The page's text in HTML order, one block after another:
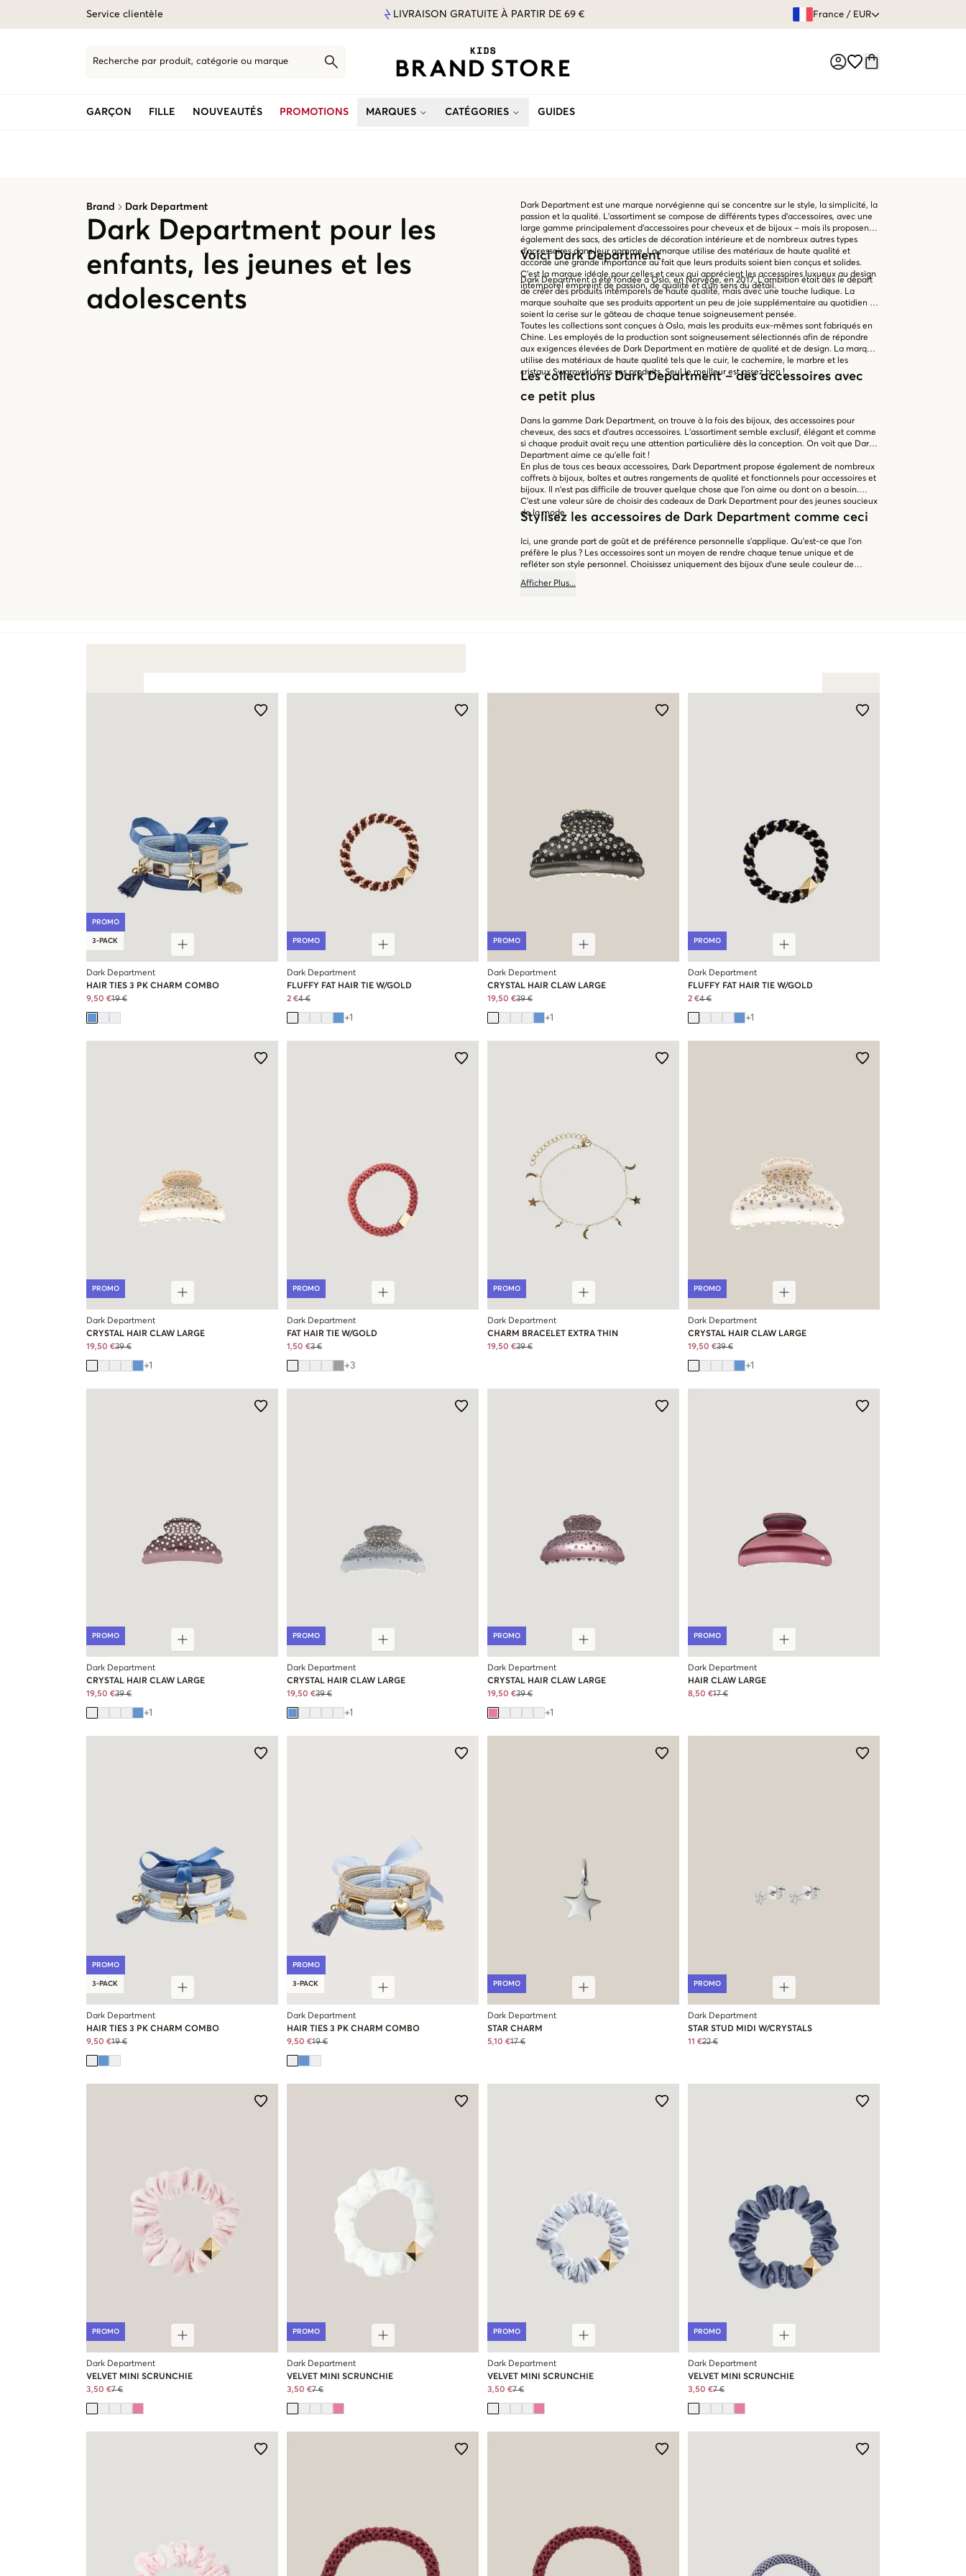
Service clientèle LIVRAISON GRATUITE À PARTIR DE 69 € GARANTIE DE
France / EUR
Recherche par produit, catégorie ou marque
GARÇON FILLE NOUVEAUTÉS PROMOTIONS MARQUES CATÉGORIES GUIDES
Brand Dark Department
Dark Department pour les
enfants, les jeunes et les
adolescents
Dark Department est une marque norvégienne qui se concentre sur le style, la simplicité, la
passion et la qualité. L'assortiment se compose de différents types d'accessoires, avec une
large gamme principalement d'accessoires pour cheveux et de bijoux – mais ils proposent
également des sacs, des articles de décoration intérieure et de nombreux autres types
d'accessoires dans leur gamme. La marque utilise des matériaux de haute qualité et
accorde une grande importance au fait que leurs produits soient bien conçus et solides.
C'est la marque idéale pour celles et ceux qui apprécient les accessoires luxueux au design
intemporel empreint de passion, de qualité et d'un sens du détail.
Voici Dark Department
Dark Department a été fondée à Oslo, en Norvège, en 2017. L'ambition était dès le départ
de créer des produits intemporels de haute qualité, mais avec une touche ludique. La
marque souhaite que ses produits apportent un peu de joie supplémentaire au quotidien et
soient la cerise sur le gâteau de chaque tenue soigneusement pensée.
Toutes les collections sont conçues à Oslo, mais les produits eux-mêmes sont fabriqués en
Chine. Les employés de la production sont soigneusement sélectionnés afin de répondre
aux exigences élevées de Dark Department en matière de qualité et de design. La marque
utilise des matériaux de haute qualité tels que le cuir, le cachemire, le marbre et les
cristaux Swarovski dans ses produits. Seul le meilleur est assez bon !
Les collections Dark Department – des accessoires avec
ce petit plus
Dans la gamme Dark Department, on trouve à la fois des bijoux, des accessoires pour
cheveux, des sacs et d'autres accessoires. L'assortiment semble exclusif, élégant et comme
si chaque produit avait reçu une attention particulière dès la conception. On voit que Dark
Department aime ce qu'elle fait !
En plus de tous ces beaux accessoires, Dark Department propose également de nombreux
coffrets à bijoux, boîtes et autres rangements de qualité et fonctionnels pour accessoires et
bijoux. Il n'est pas difficile de trouver quelque chose que l'on aime ou dont on a besoin.
C'est une valeur sûre de choisir des cadeaux de Dark Department pour des jeunes soucieux
de la mode.
Stylisez les accessoires de Dark Department comme ceci
Ici, une grande part de goût et de préférence personnelle s'applique. Qu'est-ce que l'on
préfère le plus ? Les accessoires sont un moyen de rendre chaque tenue unique et de
refléter son style personnel. Choisissez uniquement des bijoux d'une seule couleur de
boucles d'oreilles, un collier minimaliste, ou pas de collier du tout, mettra davantage les
Afficher Plus...
PROMO
3-PACK
Dark Department
HAIR TIES 3 PK CHARM COMBO
9,50 €19 €
PROMO
Dark Department
FLUFFY FAT HAIR TIE W/GOLD
2 €4 €
+1
PROMO
Dark Department
CRYSTAL HAIR CLAW LARGE
19,50 €39 €
+1
PROMO
Dark Department
FLUFFY FAT HAIR TIE W/GOLD
2 €4 €
+1
PROMO
Dark Department
CRYSTAL HAIR CLAW LARGE
19,50 €39 €
+1
PROMO
Dark Department
FAT HAIR TIE W/GOLD
1,50 €3 €
+3
PROMO
Dark Department
CHARM BRACELET EXTRA THIN
19,50 €39 €
PROMO
Dark Department
CRYSTAL HAIR CLAW LARGE
19,50 €39 €
+1
PROMO
Dark Department
CRYSTAL HAIR CLAW LARGE
19,50 €39 €
+1
PROMO
Dark Department
CRYSTAL HAIR CLAW LARGE
19,50 €39 €
+1
PROMO
Dark Department
CRYSTAL HAIR CLAW LARGE
19,50 €39 €
+1
PROMO
Dark Department
HAIR CLAW LARGE
8,50 €17 €
PROMO
3-PACK
Dark Department
HAIR TIES 3 PK CHARM COMBO
9,50 €19 €
PROMO
3-PACK
Dark Department
HAIR TIES 3 PK CHARM COMBO
9,50 €19 €
PROMO
Dark Department
STAR CHARM
5,10 €17 €
PROMO
Dark Department
STAR STUD MIDI W/CRYSTALS
11 €22 €
PROMO
Dark Department
VELVET MINI SCRUNCHIE
3,50 €7 €
PROMO
Dark Department
VELVET MINI SCRUNCHIE
3,50 €7 €
PROMO
Dark Department
VELVET MINI SCRUNCHIE
3,50 €7 €
PROMO
Dark Department
VELVET MINI SCRUNCHIE
3,50 €7 €